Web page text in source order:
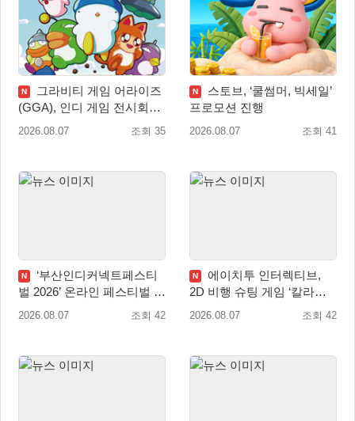
N
그라비티 게임 어라이즈
(GGA), 인디 게임 전시회
‘도쿄 게임 던전 13’ 참가!
2026.08.07 조회 35
N
스토브, ‘쿨썸머, 빅세일’
프로모션 진행
2026.08.07 조회 41
N
‘부산인디커넥트페스티
벌 2026’ 온라인 페스티벌 개
막
2026.08.07 조회 42
N
에이치투 인터렉티브,
2D 비행 슈팅 게임 ‘칼라드
리우스2/다크 엘레멘트’ 올
2026.08.07 조회 42